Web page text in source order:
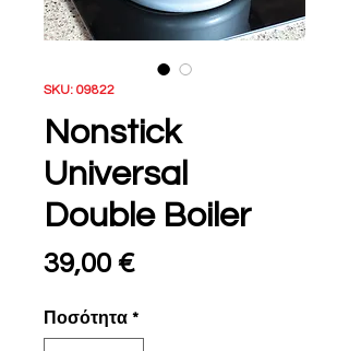
SKU: 09822
Nonstick
Universal
Double Boiler
39,00 €Τιμή
Ποσότητα *